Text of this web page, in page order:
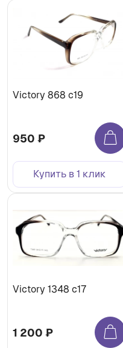
Victory 868 c19
950 ₽
Купить в 1 клик
Victory 1348 c17
1 200 ₽